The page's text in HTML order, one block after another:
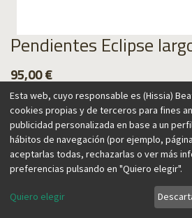
Pendientes Eclipse
95,00€
Agregar al
Estos pendientes están inspirados
Esta web, cuyo responsable es (Hissia)
cookies propias y de terceros para fines
publicidad personalizada en base a un
hábitos de navegación (por ejemplo,
aceptarlas todas, rechazarlas o ver más
preferencias pulsando en "Quiero elegir".
Quiero elegir